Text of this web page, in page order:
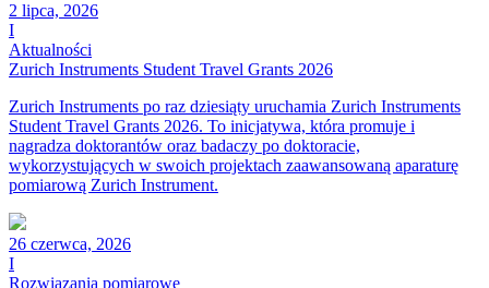
2 lipca, 2026
I
Aktualności
Zurich Instruments Student Travel Grants 2026
Zurich Instruments po raz dziesiąty uruchamia Zurich Instruments
Student Travel Grants 2026. To inicjatywa, która promuje i
nagradza doktorantów oraz badaczy po doktoracie,
wykorzystujących w swoich projektach zaawansowaną aparaturę
pomiarową Zurich Instrument.
26 czerwca, 2026
I
Rozwiązania pomiarowe